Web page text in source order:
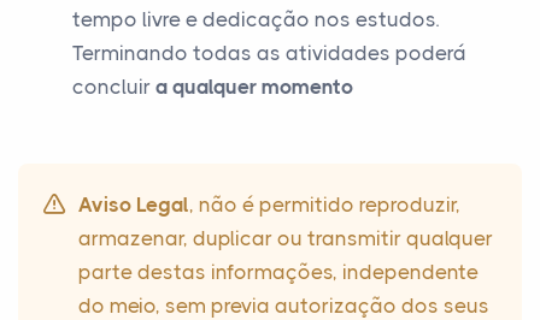
tempo livre e dedicação nos estudos.
Terminando todas as atividades poderá
concluir a qualquer momento
Aviso Legal, não é permitido reproduzir,
armazenar, duplicar ou transmitir qualquer
parte destas informações, independente
do meio, sem previa autorização dos seus